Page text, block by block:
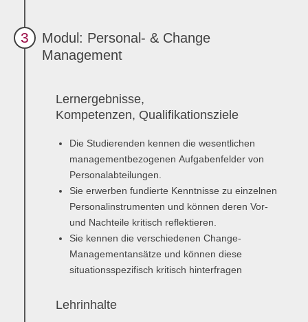
3
Modul: Personal- & Change
Management
Lernergebnisse,
Kompetenzen, Qualifikationsziele
Die Studierenden kennen die wesentlichen
managementbezogenen Aufgabenfelder von
Personalabteilungen.
Sie erwerben fundierte Kenntnisse zu einzelnen
Personalinstrumenten und können deren Vor-
und Nachteile kritisch reflektieren.
Sie kennen die verschiedenen Change-
Managementansätze und können diese
situationsspezifisch kritisch hinterfragen
Lehrinhalte